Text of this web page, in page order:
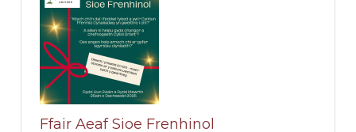
Ffair Aeaf Sioe Frenhinol